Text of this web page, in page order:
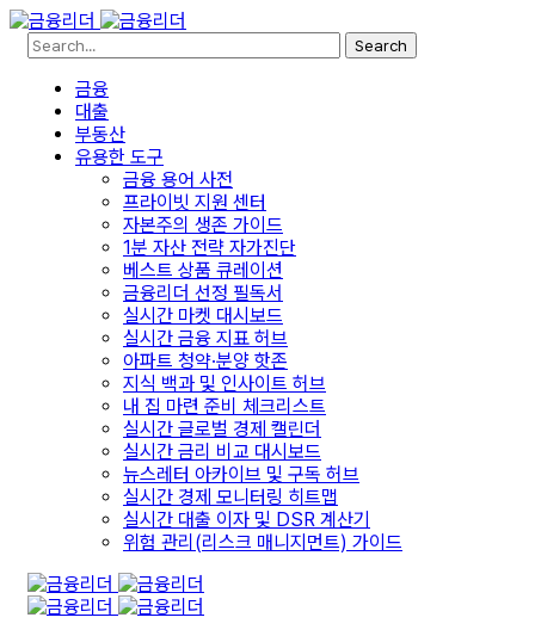
Search
금융
대출
부동산
유용한 도구
금융 용어 사전
프라이빗 지원 센터
자본주의 생존 가이드
1분 자산 전략 자가진단
베스트 상품 큐레이션
금융리더 선정 필독서
실시간 마켓 대시보드
실시간 금융 지표 허브
아파트 청약·분양 핫존
지식 백과 및 인사이트 허브
내 집 마련 준비 체크리스트
실시간 글로벌 경제 캘린더
실시간 금리 비교 대시보드
뉴스레터 아카이브 및 구독 허브
실시간 경제 모니터링 히트맵
실시간 대출 이자 및 DSR 계산기
위험 관리(리스크 매니지먼트) 가이드